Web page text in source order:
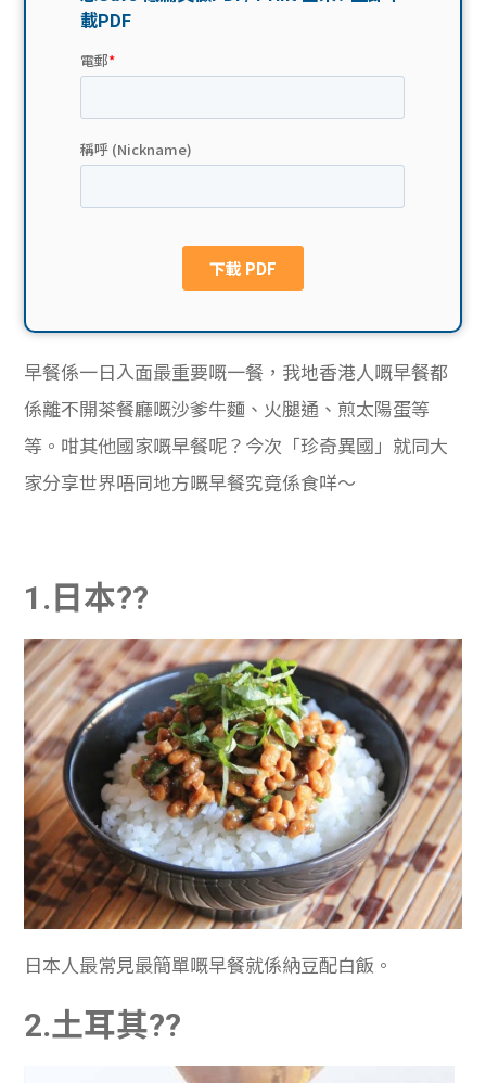
貸款
網上
私人
貸款
計數
ge
校園
Gui
理財
Gui
101
早餐係一日入面最重要嘅一餐，我地香港人嘅早餐都
係離不開茶餐廳嘅沙爹牛麵、火腿通、煎太陽蛋等
等。咁其他國家嘅早餐呢？今次「珍奇異國」就同大
家分享世界唔同地方嘅早餐究竟係食咩～
1.日本??
日本人最常見最簡單嘅早餐就係納豆配白飯。
2.土耳其??